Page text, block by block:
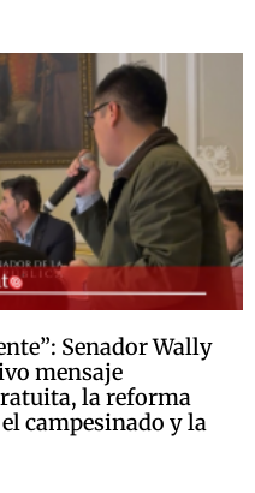
Senador Wally
mensaje
la reforma
campesinado y la